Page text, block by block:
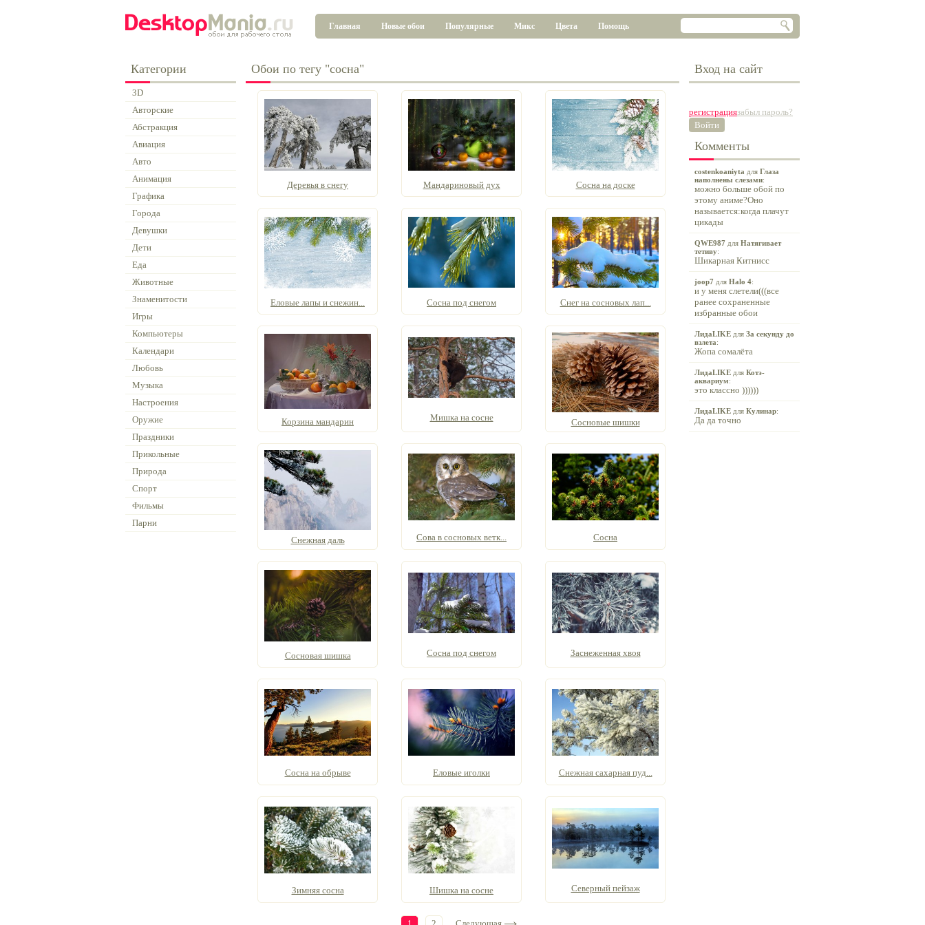
Главная Новые обои Популярные Микс Цвета Помощь
Категории
3D
Авторские
Абстракция
Авиация
Авто
Анимация
Графика
Города
Девушки
Дети
Еда
Животные
Знаменитости
Игры
Компьютеры
Календари
Любовь
Музыка
Настроения
Оружие
Праздники
Прикольные
Природа
Спорт
Фильмы
Парни
Обои по тегу "сосна"
Деревья в снегу Мандариновый дух Сосна на доске
Еловые лапы и снежин... Сосна под снегом Снег на сосновых лап...
Корзина мандарин Мишка на сосне Сосновые шишки
Снежная даль Сова в сосновых ветк... Сосна
Сосновая шишка Сосна под снегом Заснеженная хвоя
Сосна на обрыве Еловые иголки Снежная сахарная пуд...
Зимняя сосна Шишка на сосне Северный пейзаж
Вход на сайт
регистрациязабыл пароль?
Войти
Комменты
costenkoaniyta для Глаза
наполнены слезами:
можно больше обой по
этому аниме?Оно
называется:когда плачут
цикады
QWE987 для Натягивает
тетиву:
Шикарная Китнисс
joop7 для Halo 4:
и у меня слетели(((все
ранее сохраненные
избранные обои
ЛидаLIKE для За секунду до
взлета:
Жопа сомалёта
ЛидаLIKE для Котэ-
аквариум:
это классно ))))))
ЛидаLIKE для Кулинар:
Да да точно